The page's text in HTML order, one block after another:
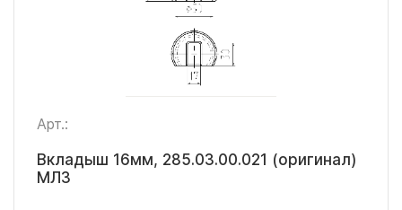
Арт.:
Вкладыш 16мм, 285.03.00.021 (оригинал)
МЛЗ